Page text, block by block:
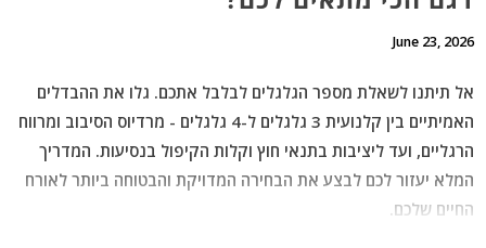
June 23, 2026
אל תיתנו לשאלת מספר הגלגלים לבלבל אתכם. גלו את ההבדלים
האמיתיים בין קלנועית 3 גלגלים ל-4 גלגלים - מרדיוס הסיבוב ומרווח
הרגליים, ועד ליציבות בתנאי חוץ וקלות הקיפול בנסיעות. המדריך
המלא יעזור לכם לבצע את הבחירה המדויקת והבטוחה ביותר לאורח
החיים שלכם.